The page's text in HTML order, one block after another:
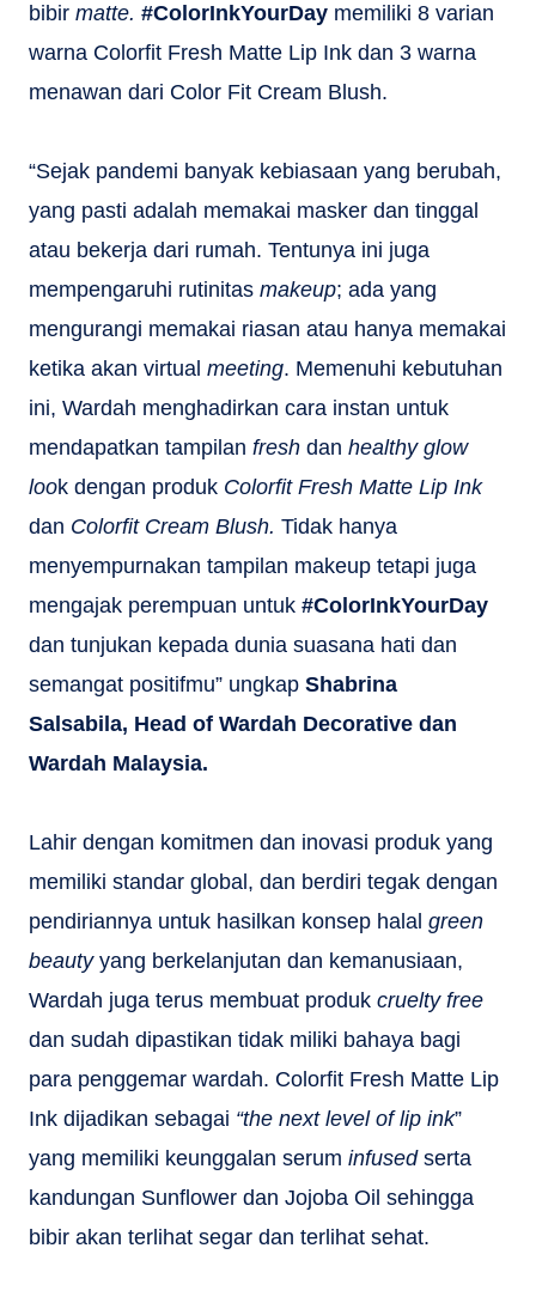
bibir matte. #ColorInkYourDay memiliki 8 varian
warna Colorfit Fresh Matte Lip Ink dan 3 warna
menawan dari Color Fit Cream Blush.
“Sejak pandemi banyak kebiasaan yang berubah,
yang pasti adalah memakai masker dan tinggal
atau bekerja dari rumah. Tentunya ini juga
mempengaruhi rutinitas makeup; ada yang
mengurangi memakai riasan atau hanya memakai
ketika akan virtual meeting. Memenuhi kebutuhan
ini, Wardah menghadirkan cara instan untuk
mendapatkan tampilan fresh dan healthy glow
look dengan produk Colorfit Fresh Matte Lip Ink
dan Colorfit Cream Blush. Tidak hanya
menyempurnakan tampilan makeup tetapi juga
mengajak perempuan untuk #ColorInkYourDay
dan tunjukan kepada dunia suasana hati dan
semangat positifmu” ungkap Shabrina
Salsabila, Head of Wardah Decorative dan
Wardah Malaysia.
Lahir dengan komitmen dan inovasi produk yang
memiliki standar global, dan berdiri tegak dengan
pendiriannya untuk hasilkan konsep halal green
beautyyang berkelanjutan dan kemanusiaan,
Wardah juga terus membuat produk cruelty free
dan sudah dipastikan tidak miliki bahaya bagi
para penggemar wardah. Colorfit Fresh Matte Lip
Ink dijadikan sebagai “the next level of lip ink”
yang memiliki keunggalan serum infusedserta
kandungan Sunflower dan Jojoba Oil sehingga
bibir akan terlihat segar dan terlihat sehat.